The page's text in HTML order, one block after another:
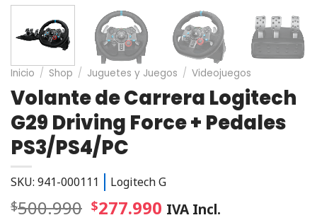
Inicio / Shop / Juguetes y Juegos / Videojuegos
Volante de Carrera Logitech
G29 Driving Force + Pedales
PS3/PS4/PC
SKU: 941-000111 Logitech G
$500.990 $277.990 IVA Incl.